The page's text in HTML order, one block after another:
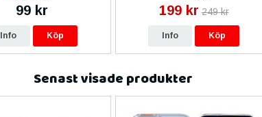
99 kr
Info Köp
199 kr 249 kr
Info Köp
Senast visade produkter